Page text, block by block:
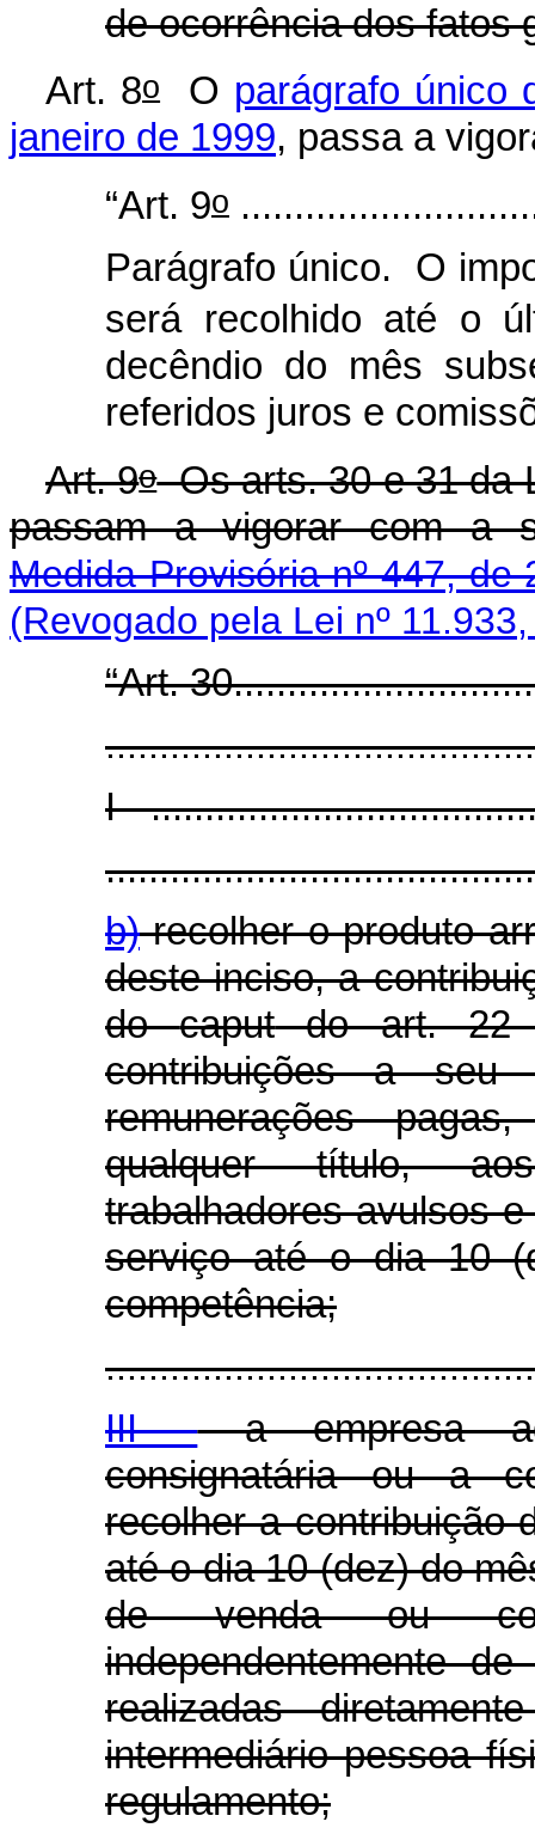
de ocorrência dos fatos
Art. 8o O parágrafo único
janeiro de 1999, passa a
“Art. 9o
Parágrafo único. O
será recolhido até o
decêndio do mês
referidos juros e
Art. 9oOs arts. 30 e 31 da
passam a vigorar com a
Medida Provisória nº 447, de
(Revogado pela Lei nº
“Art.
I -
b)recolher o produto
deste inciso, a
docaputdo art. 22
contribuições a seu
remunerações
qualquer título,
trabalhadores avulsos
serviço até o dia 10
competência;
III -a empresa
consignatária ou a
recolher a contribuição
até o dia 10 (dez) do
de venda ou
independentemente
realizadas
intermediário pessoa
regulamento;